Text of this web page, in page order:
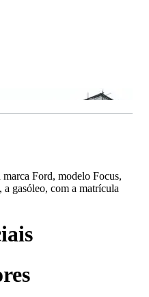
Ford, modelo Focus,
gasóleo, com a matrícula